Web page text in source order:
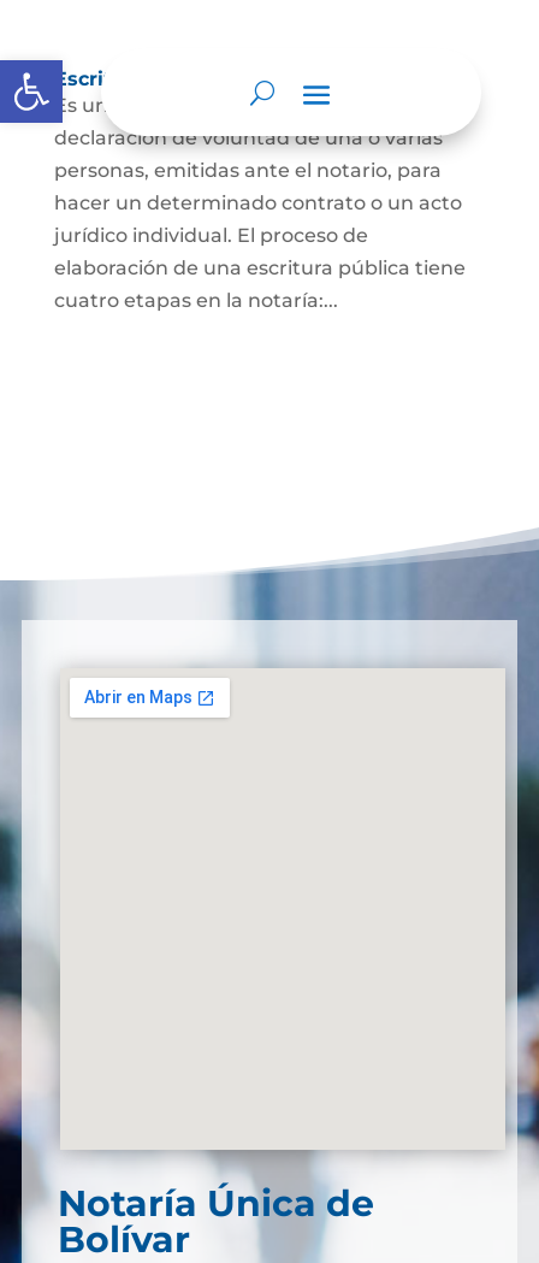
Abrir barra de herramientas
Escritura Pública
Es un documento que contiene la
declaración de voluntad de una o varias
personas, emitidas ante el notario, para
hacer un determinado contrato o un acto
jurídico individual. El proceso de
elaboración de una escritura pública tiene
cuatro etapas en la notaría:...
Notaría Única de
Bolívar